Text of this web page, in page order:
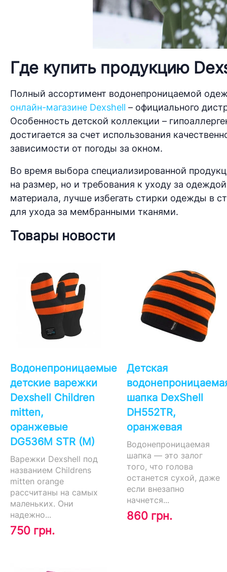
Где купить продукцию
Полный ассортимент водонепроницаемой
онлайн-магазине Dexshell – официального
Особенность детской коллекции –
достигается за счет использования
зависимости от погоды за окном.
Во время выбора специализированной
на размер, но и требования к уходу за
материала, лучше избегать стирки одежды в
для ухода за мембранными тканями.
Товары новости
Водонепроницаемые
детские варежки
Dexshell Children
mitten,
оранжевые
DG536M STR (M)
Варежки Dexshell под
названием Childrens
mitten orange
рассчитаны на самых
маленьких. Они
надежно...
750 грн.
Детская
шапка DexShell
DH552TR,
оранжевая
Водонепроницаемая
шапка — это залог
того, что голова
останется сухой, даже
если внезапно
начнется...
860 грн.